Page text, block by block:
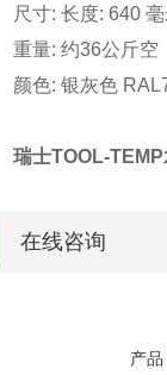
尺寸: 长度: 640
重量: 约36公斤空
颜色: 银灰色
瑞士TOOL-
在线咨询
产品